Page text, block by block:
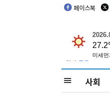
페이스북
사회